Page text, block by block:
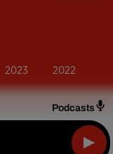
Podcasts
2023 2022